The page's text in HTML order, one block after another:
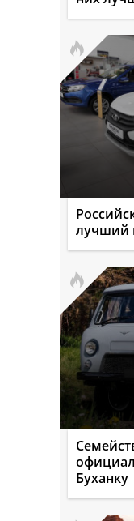
лучший
Буханку